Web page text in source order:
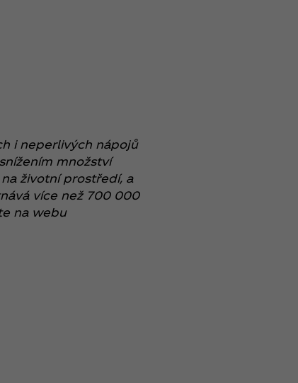
i neperlivých nápojů
množství
životní prostředí, a
více než 700 000
na webu